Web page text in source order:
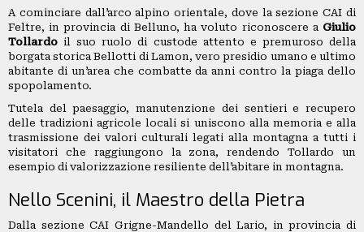
A cominciare dall’arco alpino orientale, dove la sezione CAI di
Feltre, in provincia di Belluno, ha voluto riconoscere a Giulio
Tollardo il suo ruolo di custode attento e premuroso della
borgata storica Bellotti di Lamon, vero presidio umano e ultimo
abitante di un’area che combatte da anni contro la piaga dello
spopolamento.
Tutela del paesaggio, manutenzione dei sentieri e recupero
delle tradizioni agricole locali si uniscono alla memoria e alla
trasmissione dei valori culturali legati alla montagna a tutti i
visitatori che raggiungono la zona, rendendo Tollardo un
esempio di valorizzazione resiliente dell’abitare in montagna.
Nello Scenini, il Maestro della Pietra
Dalla sezione CAI Grigne-Mandello del Lario, in provincia di